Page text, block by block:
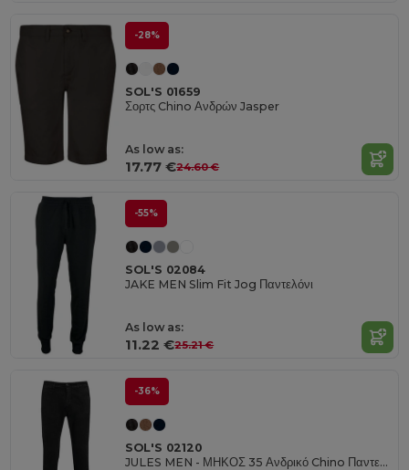
-28%
SOL'S 01659
Σορτς Chino Ανδρών Jasper
As low as:
17.77 €24.60 €
-55%
SOL'S 02084
JAKE MEN Slim Fit Jog Παντελόνι
As low as:
11.22 €25.21 €
-36%
SOL'S 02120
JULES MEN - ΜΗΚΟΣ 35 Ανδρικό Chino Παντελόνι